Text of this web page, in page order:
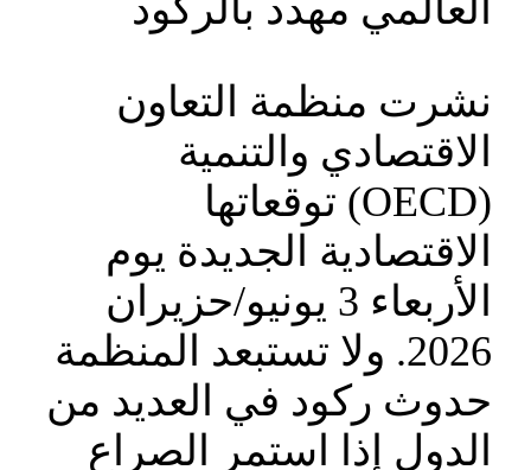
العالمي مهدد بالركود
نشرت منظمة التعاون
الاقتصادي والتنمية
(OECD) توقعاتها
الاقتصادية الجديدة يوم
الأربعاء 3 يونيو/حزيران
2026. ولا تستبعد المنظمة
حدوث ركود في العديد من
الدول إذا استمر الصراع